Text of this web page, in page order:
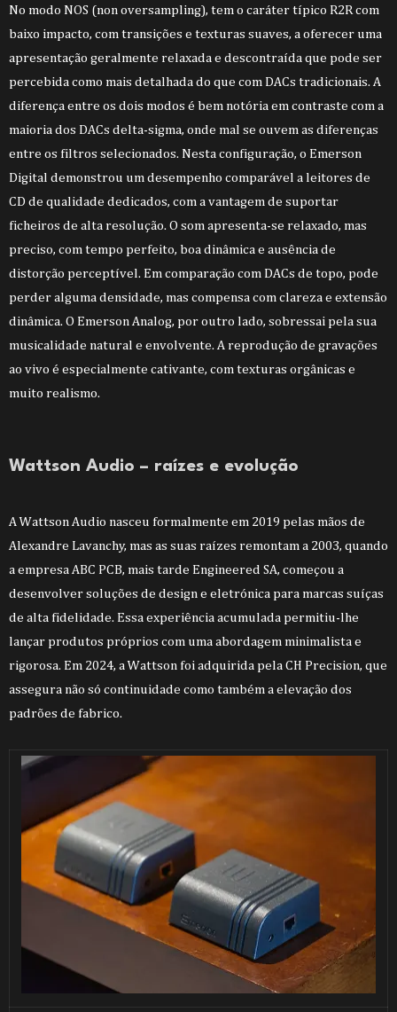
No modo NOS (non oversampling), tem o caráter típico R2R com
baixo impacto, com transições e texturas suaves, a oferecer uma
apresentação geralmente relaxada e descontraída que pode ser
percebida como mais detalhada do que com DACs tradicionais. A
diferença entre os dois modos é bem notória em contraste com a
maioria dos DACs delta-sigma, onde mal se ouvem as diferenças
entre os filtros selecionados. Nesta configuração, o Emerson
Digital demonstrou um desempenho comparável a leitores de
CD de qualidade dedicados, com a vantagem de suportar
ficheiros de alta resolução. O som apresenta-se relaxado, mas
preciso, com tempo perfeito, boa dinâmica e ausência de
distorção perceptível. Em comparação com DACs de topo, pode
perder alguma densidade, mas compensa com clareza e extensão
dinâmica. O Emerson Analog, por outro lado, sobressai pela sua
musicalidade natural e envolvente. A reprodução de gravações
ao vivo é especialmente cativante, com texturas orgânicas e
muito realismo.
Wattson Audio – raízes e evolução
A Wattson Audio nasceu formalmente em 2019 pelas mãos de
Alexandre Lavanchy, mas as suas raízes remontam a 2003, quando
a empresa ABC PCB, mais tarde Engineered SA, começou a
desenvolver soluções de design e eletrónica para marcas suíças
de alta fidelidade. Essa experiência acumulada permitiu-lhe
lançar produtos próprios com uma abordagem minimalista e
rigorosa. Em 2024, a Wattson foi adquirida pela CH Precision, que
assegura não só continuidade como também a elevação dos
padrões de fabrico.